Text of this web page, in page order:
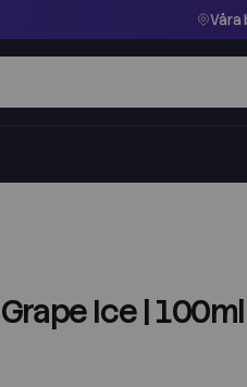
Våra
Ice |